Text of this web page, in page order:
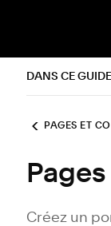
DANS CE GUIDE
PAGES ET
Créez un